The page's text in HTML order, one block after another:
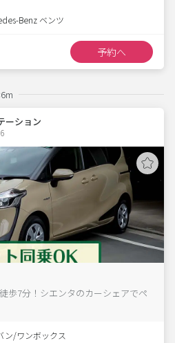
Benz ベンツ
予約へ
ーション
7分！シエンタのカーシェアでペ
ン/ワンボックス